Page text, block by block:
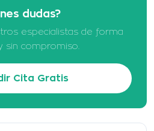
dudas?
especialistas de forma
sin compromiso.
Cita Gratis